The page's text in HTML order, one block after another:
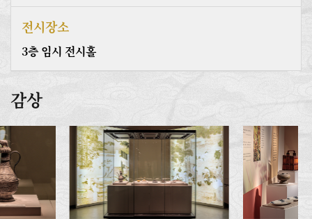
전시장소
3층 임시 전시홀
감상